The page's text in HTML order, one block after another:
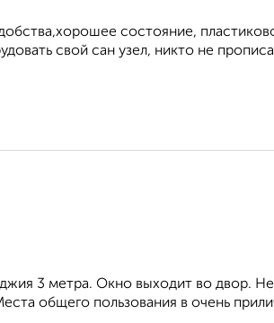
состояние,
свой сан узел, никто не
3 метра. Окно выходит во двор.
общего пользования в очень